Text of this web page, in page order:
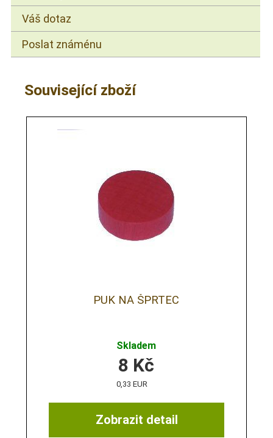
Váš dotaz
Poslat známénu
Související zboží
PUK NA ŠPRTEC
Skladem
Zobrazit detail
8 Kč
0,33 EUR